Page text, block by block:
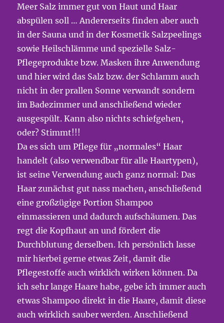
Meer Salz immer gut von Haut und Haar
abspülen soll … Andererseits finden aber auch
in der Sauna und in der Kosmetik Salzpeelings
sowie Heilschlämme und spezielle Salz-
Pflegeprodukte bzw. Masken ihre Anwendung
und hier wird das Salz bzw. der Schlamm auch
nicht in der prallen Sonne verwandt sondern
im Badezimmer und anschließend wieder
ausgespült. Kann also nichts schiefgehen,
oder? Stimmt!!!
Da es sich um Pflege für „normales“ Haar
handelt (also verwendbar für alle Haartypen),
ist seine Verwendung auch ganz normal: Das
Haar zunächst gut nass machen, anschließend
eine großzügige Portion Shampoo
einmassieren und dadurch aufschäumen. Das
regt die Kopfhaut an und fördert die
Durchblutung derselben. Ich persönlich lasse
mir hierbei gerne etwas Zeit, damit die
Pflegestoffe auch wirklich wirken können. Da
ich sehr lange Haare habe, gebe ich immer auch
etwas Shampoo direkt in die Haare, damit diese
auch wirklich sauber werden. Anschließend